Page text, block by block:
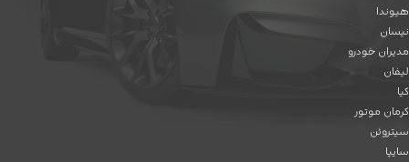
هیوندا
نیسان
مدیران خودرو
لیفان
کیا
کرمان موتور
سیتروئن
سایپا